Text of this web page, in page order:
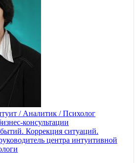
/ Аналитик / Психолог
консультации
Коррекция ситуаций.
центра интуитивной